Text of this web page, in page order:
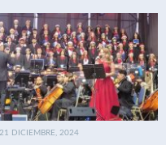
DICIEMBRE, 2024